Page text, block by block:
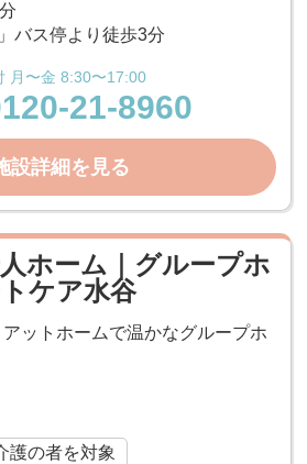
バス停より徒歩3分
月〜金 8:30〜17:00
21-8960
設詳細を見る
ホーム｜グループホ
ケア水谷
ットホームで温かなグループホ
護の者を対象